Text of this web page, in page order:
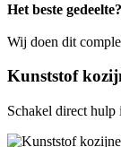
Het beste gedeelte?
Wij doen dit
Kunststof
Schakel direct hulp